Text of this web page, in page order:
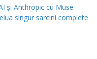
și Anthropic cu Muse
singur sarcini complete